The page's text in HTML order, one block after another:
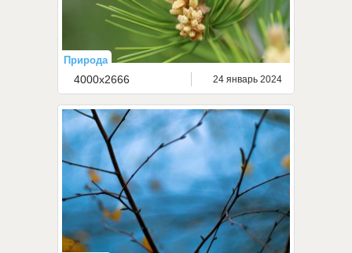
Природа
4000x2666 24 январь 2024